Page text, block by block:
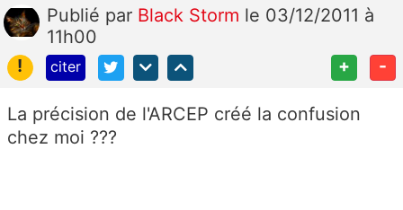
Publié par Black Storm le 03/12/2011 à
11h00
!
citer + -
La précision de l'ARCEP créé la confusion
chez moi ???